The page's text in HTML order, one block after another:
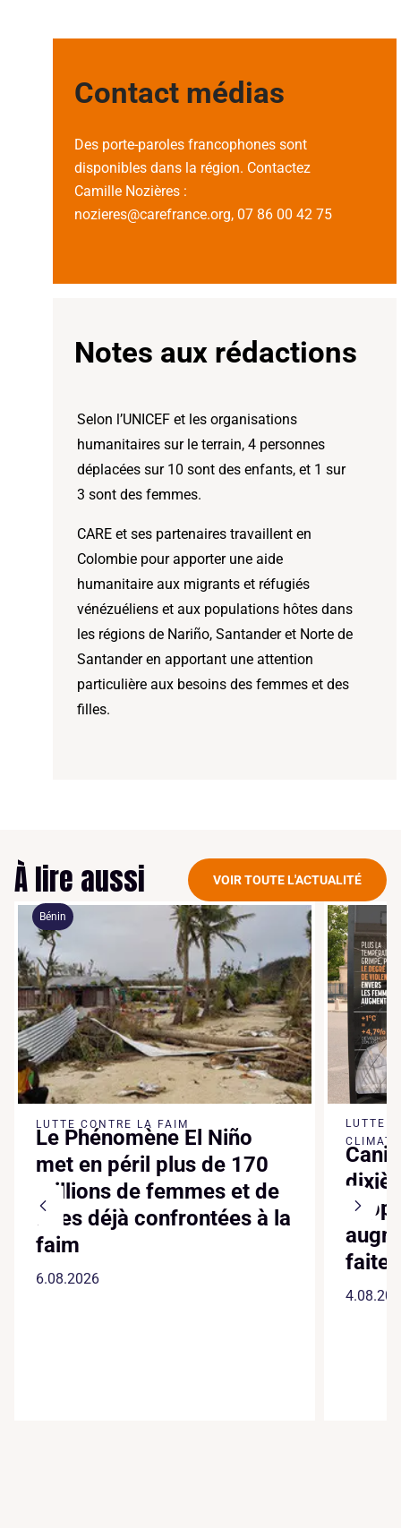
Contact médias
Des porte-paroles francophones sont
disponibles dans la région. Contactez
Camille Nozières :
nozieres@carefrance.org, 07 86 00 42 75
Notes aux rédactions
Selon l’UNICEF et les organisations
humanitaires sur le terrain, 4 personnes
déplacées sur 10 sont des enfants, et 1 sur
3 sont des femmes.
CARE et ses partenaires travaillent en
Colombie pour apporter une aide
humanitaire aux migrants et réfugiés
vénézuéliens et aux populations hôtes dans
les régions de Nariño, Santander et Norte de
Santander en apportant une attention
particulière aux besoins des femmes et des
filles.
À lire aussi VOIR TOUTE L'ACTUALITÉ
Bénin
LUTTE CONTRE LA FAIM
Le Phénomène El Niño
met en péril plus de 170
millions de femmes et de
filles déjà confrontées à la
faim
6.08.2026
LUTTE